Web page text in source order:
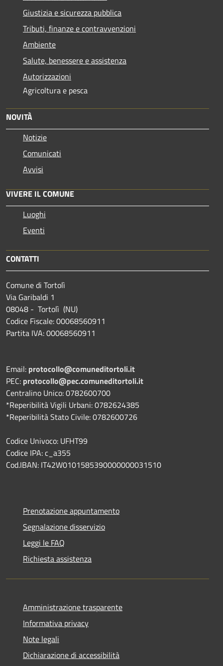
Giustizia e sicurezza pubblica
Tributi, finanze e contravvenzioni
Ambiente
Salute, benessere e assistenza
Autorizzazioni
Agricoltura e pesca
NOVITÀ
Notizie
Comunicati
Avvisi
VIVERE IL COMUNE
Luoghi
Eventi
CONTATTI
Comune di Tortolì
Via Garibaldi 1
08048 - Tortolì (NU)
Codice Fiscale: 00068560911
Partita IVA: 00068560911
Email: protocollo@comuneditortoli.it
PEC: protocollo@pec.comuneditortoli.it
Centralino Unico: 0782600700
*Reperibilità Vigili Urbani: 0782624385
*Reperibilità Stato Civile: 0782600726
Codice Univoco: UFHT99
Codice IPA: c_a355
Cod.IBAN: IT42W0101585390000000031510
Prenotazione appuntamento
Segnalazione disservizio
Leggi le FAQ
Richiesta assistenza
Amministrazione trasparente
Informativa privacy
Note legali
Dichiarazione di accessibilità